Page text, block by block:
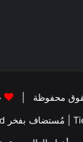
| مُستضاف بفخر